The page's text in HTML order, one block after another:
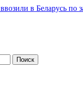
в Беларусь по